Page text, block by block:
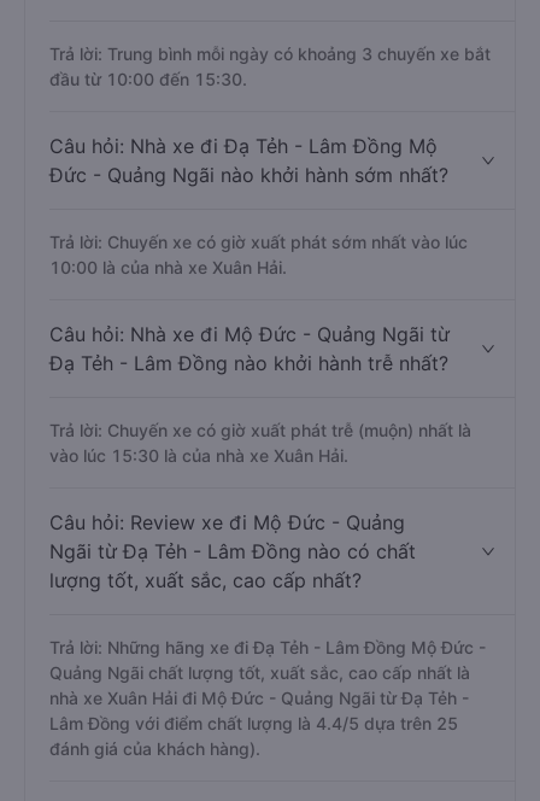
Trả lời: Trung bình mỗi ngày có khoảng 3 chuyến xe bắt
đầu từ 10:00 đến 15:30.
Câu hỏi: Nhà xe đi Đạ Tẻh - Lâm Đồng Mộ
Đức - Quảng Ngãi nào khởi hành sớm nhất?
Trả lời: Chuyến xe có giờ xuất phát sớm nhất vào lúc
10:00 là của nhà xe Xuân Hải.
Câu hỏi: Nhà xe đi Mộ Đức - Quảng Ngãi từ
Đạ Tẻh - Lâm Đồng nào khởi hành trễ nhất?
Trả lời: Chuyến xe có giờ xuất phát trễ (muộn) nhất là
vào lúc 15:30 là của nhà xe Xuân Hải.
Câu hỏi: Review xe đi Mộ Đức - Quảng
Ngãi từ Đạ Tẻh - Lâm Đồng nào có chất
lượng tốt, xuất sắc, cao cấp nhất?
Trả lời: Những hãng xe đi Đạ Tẻh - Lâm Đồng Mộ Đức -
Quảng Ngãi chất lượng tốt, xuất sắc, cao cấp nhất là
nhà xe Xuân Hải đi Mộ Đức - Quảng Ngãi từ Đạ Tẻh -
Lâm Đồng với điểm chất lượng là 4.4/5 dựa trên 25
đánh giá của khách hàng).